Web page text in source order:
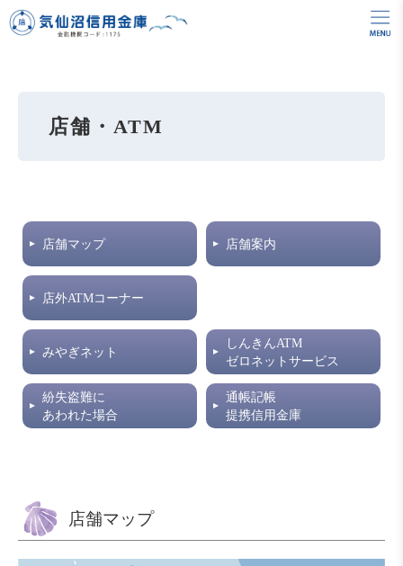
店舗・ATM
店舗マップ 店舗案内
店外ATMコーナー
みやぎネット
しんきんATM
ゼロネットサービス
紛失盗難に
あわれた場合
通帳記帳
提携信用金庫
店舗マップ